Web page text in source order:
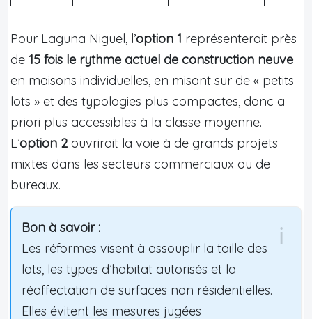
Pour Laguna Niguel, l’option 1 représenterait près
de 15 fois le rythme actuel de construction neuve
en maisons individuelles, en misant sur de « petits
lots » et des typologies plus compactes, donc a
priori plus accessibles à la classe moyenne.
L’option 2 ouvrirait la voie à de grands projets
mixtes dans les secteurs commerciaux ou de
bureaux.
Bon à savoir :
Les réformes visent à assouplir la taille des
lots, les types d’habitat autorisés et la
réaffectation de surfaces non résidentielles.
Elles évitent les mesures jugées